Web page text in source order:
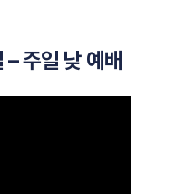
주일 낮 예배